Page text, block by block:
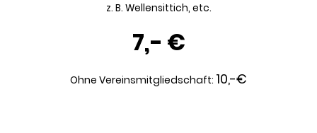
z. B. Wellensittich, etc.
7,- €
Ohne Vereinsmitgliedschaft: 10,-€